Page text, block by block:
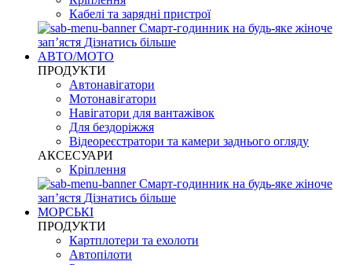
Кабелі та зарядні пристрої
Смарт-годинник на будь-яке жіноче
запʼястя Дізнатись більше
АВТО/МОТО
ПРОДУКТИ
Автонавігатори
Мотонавігатори
Навігатори для вантажівок
Для бездоріжжя
Відеореєстратори та камери заднього огляду
АКСЕСУАРИ
Кріплення
Смарт-годинник на будь-яке жіноче
запʼястя Дізнатись більше
МОРСЬКІ
ПРОДУКТИ
Картплотери та ехолоти
Автопілоти